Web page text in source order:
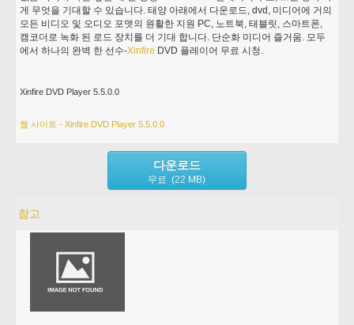
게 무엇을 기대할 수 있습니다. 태양 아래에서 다운로드, dvd, 미디어에 거의
모든 비디오 및 오디오 포맷의 원활한 지원 PC, 노트북, 태블릿, 스마트폰,
캠코더로 녹화 된 로드 장치를 더 기대 합니다. 단순화 미디어 즐거움. 모두
에서 하나의 완벽 한 선수-Xinfire DVD 플레이어 무료 시청.
Xinfire DVD Player 5.5.0.0
웹 사이트 - Xinfire DVD Player 5.5.0.0
다운로드
무료 (22 MB)
참고